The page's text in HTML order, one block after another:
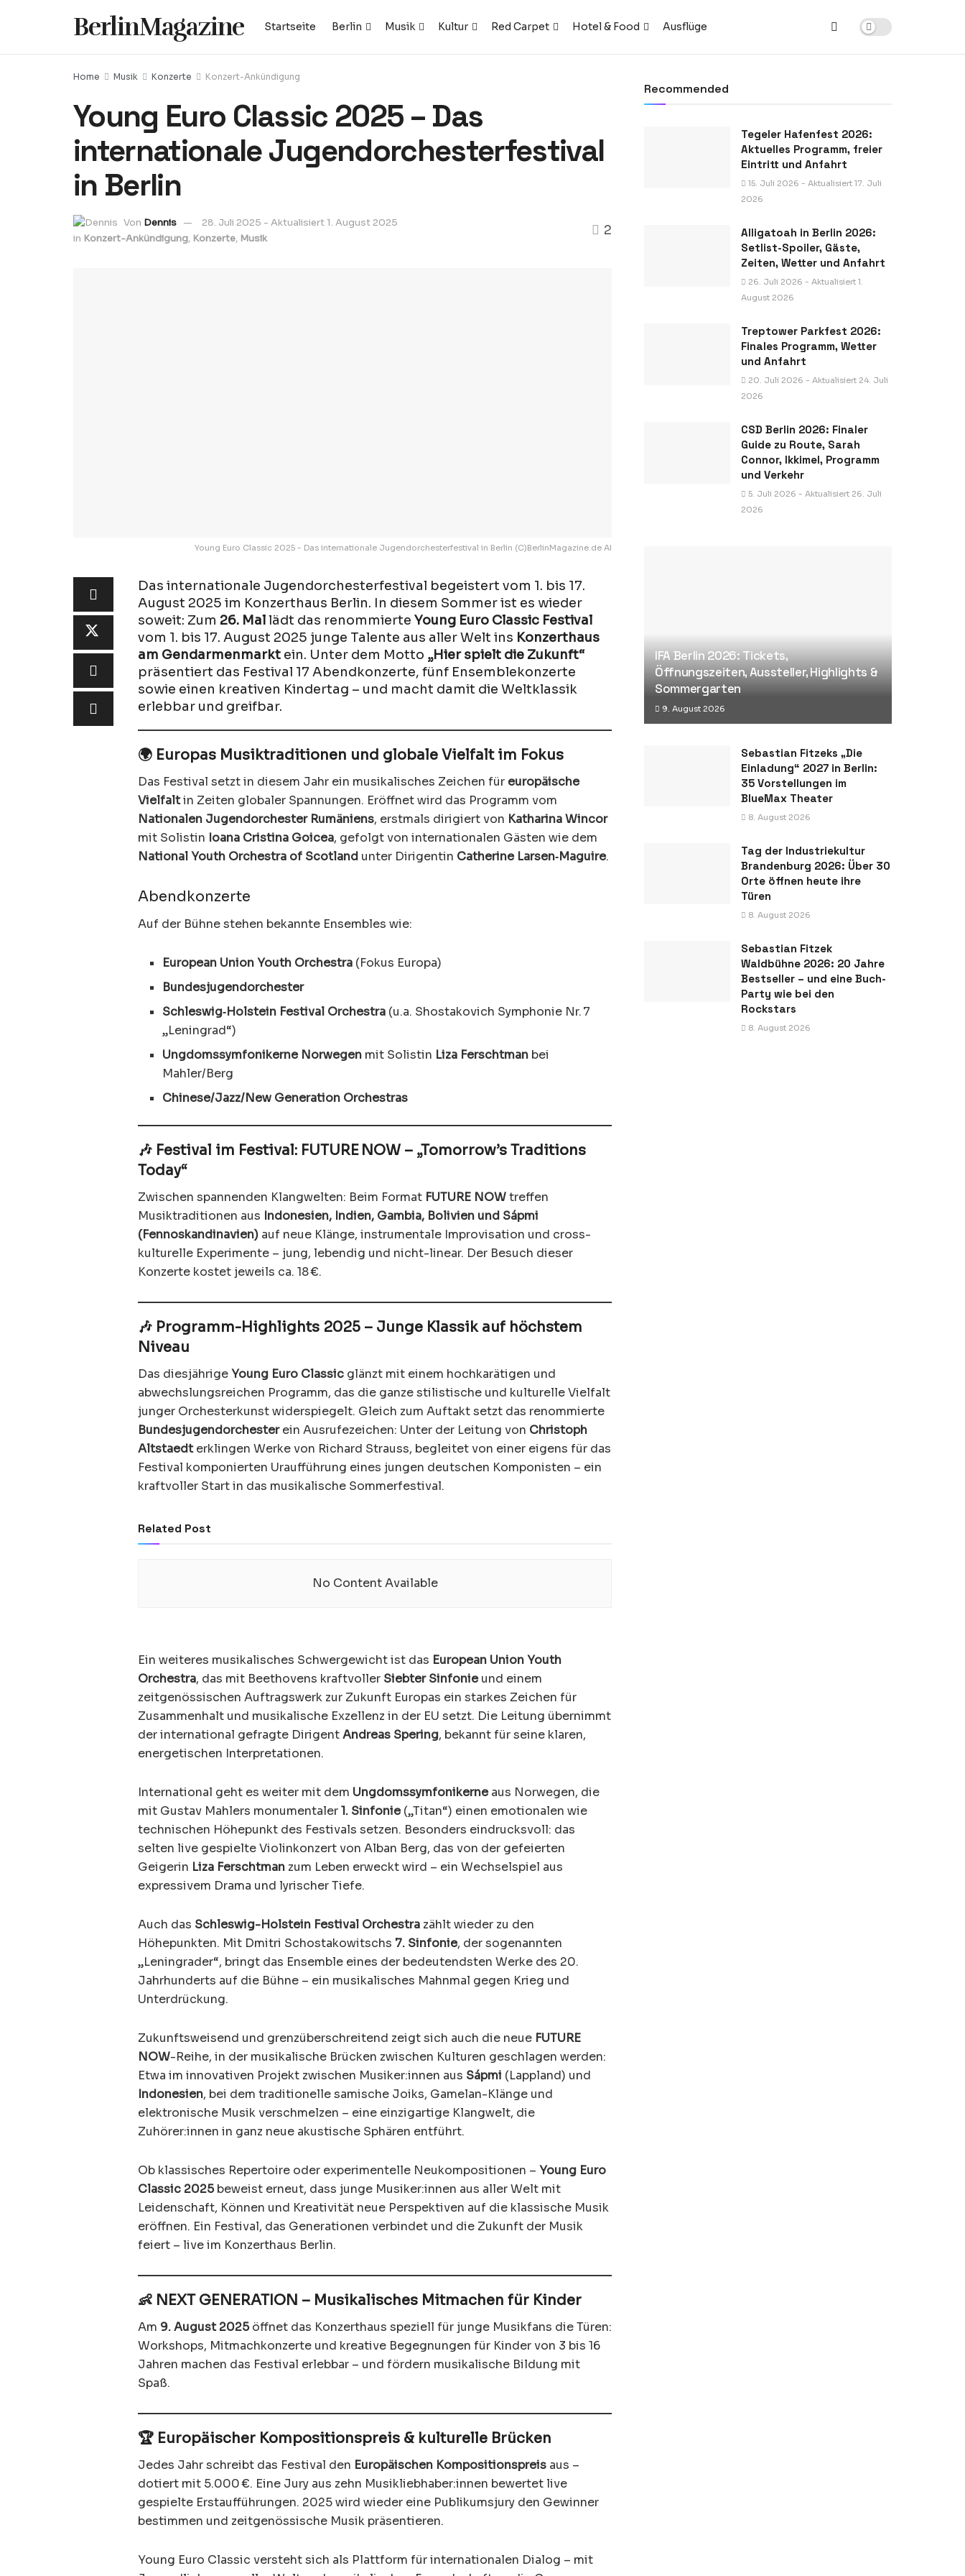
BerlinMagazine Startseite Berlin Musik Kultur Red Carpet Hotel & Food Ausflüge
Home Musik Konzerte Konzert-Ankündigung
Young Euro Classic 2025 – Das
internationale Jugendorchesterfestival
in Berlin
Von Dennis
28. Juli 2025 - Aktualisiert 1. August 2025
in Konzert-Ankündigung, Konzerte, Musik
2
Young Euro Classic 2025 - Das internationale Jugendorchesterfestival in Berlin (C)BerlinMagazine.de AI
Das internationale Jugendorchesterfestival begeistert vom 1. bis 17.
August 2025 im Konzerthaus Berlin. In diesem Sommer ist es wieder
soweit: Zum 26. Mallädt das renommierte Young Euro Classic Festival
vom 1. bis 17. August 2025 junge Talente aus aller Welt ins Konzerthaus
am Gendarmenmarkt ein. Unter dem Motto „Hier spielt die Zukunft“
präsentiert das Festival 17 Abendkonzerte, fünf Ensemblekonzerte
sowie einen kreativen Kindertag – und macht damit die Weltklassik
erlebbar und greifbar.
🌍 Europas Musiktraditionen und globale Vielfalt im Fokus
Das Festival setzt in diesem Jahr ein musikalisches Zeichen für europäische
Vielfaltin Zeiten globaler Spannungen. Eröffnet wird das Programm vom
Nationalen Jugendorchester Rumäniens, erstmals dirigiert von Katharina Wincor
mit Solistin Ioana Cristina Goicea, gefolgt von internationalen Gästen wie dem
National Youth Orchestra of Scotland unter Dirigentin Catherine Larsen‑Maguire.
Abendkonzerte
Auf der Bühne stehen bekannte Ensembles wie:
European Union Youth Orchestra (Fokus Europa)
Bundesjugendorchester
Schleswig‑Holstein Festival Orchestra (u.a. Shostakovich Symphonie Nr. 7
„Leningrad“)
Ungdomssymfonikerne Norwegen mit Solistin Liza Ferschtman bei
Mahler/Berg
Chinese/Jazz/New Generation Orchestras
🎶 Festival im Festival: FUTURE NOW – „Tomorrow’s Traditions
Today“
Zwischen spannenden Klangwelten: Beim Format FUTURE NOWtreffen
Musiktraditionen aus Indonesien, Indien, Gambia, Bolivien und Sápmi
(Fennoskandinavien) auf neue Klänge, instrumentale Improvisation und cross-
kulturelle Experimente – jung, lebendig und nicht-linear. Der Besuch dieser
Konzerte kostet jeweils ca. 18 €.
🎶 Programm-Highlights 2025 – Junge Klassik auf höchstem
Niveau
Das diesjährigeYoung Euro Classic glänzt mit einem hochkarätigen und
abwechslungsreichen Programm, das die ganze stilistische und kulturelle Vielfalt
junger Orchesterkunst widerspiegelt. Gleich zum Auftakt setzt das renommierte
Bundesjugendorchesterein Ausrufezeichen: Unter der Leitung von Christoph
Altstaedterklingen Werke von Richard Strauss, begleitet von einer eigens für das
Festival komponierten Uraufführung eines jungen deutschen Komponisten – ein
kraftvoller Start in das musikalische Sommerfestival.
Related Post
No Content Available
Ein weiteres musikalisches Schwergewicht ist das European Union Youth
Orchestra, das mit Beethovens kraftvoller Siebter Sinfonieund einem
zeitgenössischen Auftragswerk zur Zukunft Europas ein starkes Zeichen für
Zusammenhalt und musikalische Exzellenz in der EU setzt. Die Leitung übernimmt
der international gefragte DirigentAndreas Spering, bekannt für seine klaren,
energetischen Interpretationen.
International geht es weiter mit dem Ungdomssymfonikerneaus Norwegen, die
mit Gustav Mahlers monumentaler1. Sinfonie(„Titan“) einen emotionalen wie
technischen Höhepunkt des Festivals setzen. Besonders eindrucksvoll: das
selten live gespielte Violinkonzert von Alban Berg, das von der gefeierten
Geigerin Liza Ferschtman zum Leben erweckt wird – ein Wechselspiel aus
expressivem Drama und lyrischer Tiefe.
Auch das Schleswig-Holstein Festival Orchestra zählt wieder zu den
Höhepunkten. Mit Dmitri Schostakowitschs 7. Sinfonie, der sogenannten
„Leningrader“, bringt das Ensemble eines der bedeutendsten Werke des 20.
Jahrhunderts auf die Bühne – ein musikalisches Mahnmal gegen Krieg und
Unterdrückung.
Zukunftsweisend und grenzüberschreitend zeigt sich auch die neue FUTURE
NOW-Reihe, in der musikalische Brücken zwischen Kulturen geschlagen werden:
Etwa im innovativen Projekt zwischen Musiker:innen aus Sápmi (Lappland) und
Indonesien, bei dem traditionelle samische Joiks, Gamelan-Klänge und
elektronische Musik verschmelzen – eine einzigartige Klangwelt, die
Zuhörer:innen in ganz neue akustische Sphären entführt.
Ob klassisches Repertoire oder experimentelle Neukompositionen – Young Euro
Classic 2025beweist erneut, dass junge Musiker:innen aus aller Welt mit
Leidenschaft, Können und Kreativität neue Perspektiven auf die klassische Musik
eröffnen. Ein Festival, das Generationen verbindet und die Zukunft der Musik
feiert – live im Konzerthaus Berlin.
👶 NEXT GENERATION – Musikalisches Mitmachen für Kinder
Am 9. August 2025öffnet das Konzerthaus speziell für junge Musikfans die Türen:
Workshops, Mitmachkonzerte und kreative Begegnungen für Kinder von 3 bis 16
Jahren machen das Festival erlebbar – und fördern musikalische Bildung mit
Spaß.
🏆 Europäischer Kompositionspreis & kulturelle Brücken
Jedes Jahr schreibt das Festival den Europäischen Kompositionspreis aus –
dotiert mit 5.000 €. Eine Jury aus zehn Musikliebhaber:innen bewertet live
gespielte Erstaufführungen. 2025 wird wieder eine Publikumsjury den Gewinner
bestimmen und zeitgenössische Musik präsentieren.
Young Euro Classic versteht sich als Plattform für internationalen Dialog – mit
Recommended
Tegeler Hafenfest 2026:
Aktuelles Programm, freier
Eintritt und Anfahrt
15. Juli 2026 - Aktualisiert 17. Juli
2026
Alligatoah in Berlin 2026:
Setlist-Spoiler, Gäste,
Zeiten, Wetter und Anfahrt
26. Juli 2026 - Aktualisiert 1.
August 2026
Treptower Parkfest 2026:
Finales Programm, Wetter
und Anfahrt
20. Juli 2026 - Aktualisiert 24. Juli
2026
CSD Berlin 2026: Finaler
Guide zu Route, Sarah
Connor, Ikkimel, Programm
und Verkehr
5. Juli 2026 - Aktualisiert 26. Juli
2026
IFA Berlin 2026: Tickets,
Öffnungszeiten, Aussteller, Highlights &
Sommergarten
9. August 2026
Sebastian Fitzeks „Die
Einladung“ 2027 in Berlin:
35 Vorstellungen im
BlueMax Theater
8. August 2026
Tag der Industriekultur
Brandenburg 2026: Über 30
Orte öffnen heute ihre
Türen
8. August 2026
Sebastian Fitzek
Waldbühne 2026: 20 Jahre
Bestseller – und eine Buch-
Party wie bei den
Rockstars
8. August 2026